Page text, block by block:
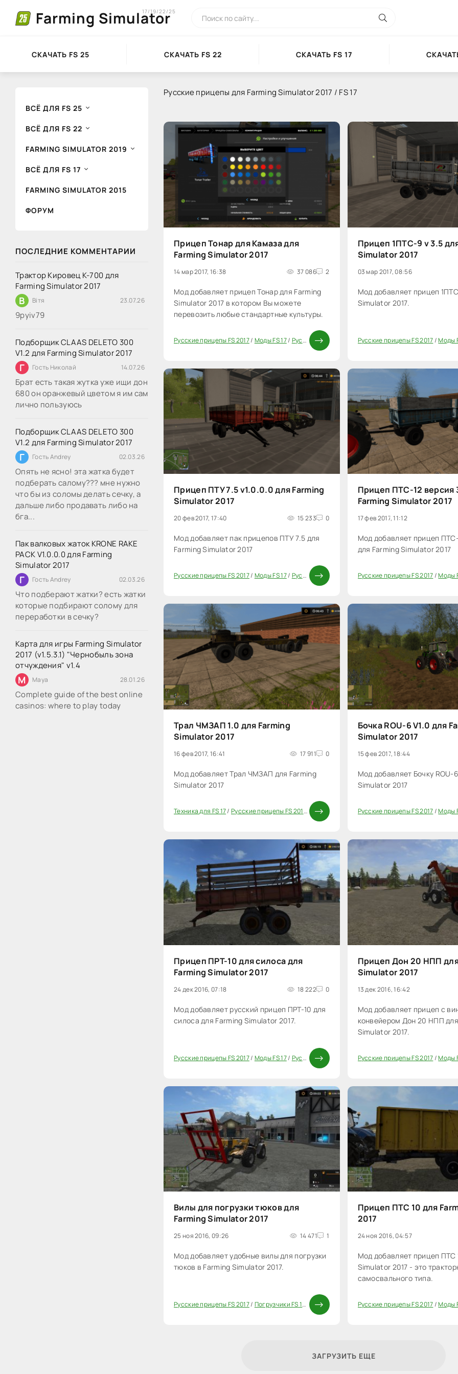
Farming Simulator
17/19/22/25
СКАЧАТЬ FS 25 СКАЧАТЬ FS 22 СКАЧАТЬ FS 17
ВСЁ ДЛЯ FS 25
ВСЁ ДЛЯ FS 22
FARMING SIMULATOR 2019
ВСЁ ДЛЯ FS 17
FARMING SIMULATOR 2015
ФОРУМ
ПОСЛЕДНИЕ КОММЕНТАРИИ
Трактор Кировец К-700 для
Farming Simulator 2017
В Вітя 23.07.26
9руіv79
Подборщик CLAAS DELETO 300
V1.2 для Farming Simulator 2017
Г Гость Николай 14.07.26
Брат есть такая жутка уже ищи дон
680 он оранжевый цветом я им сам
лично пользуюсь
Подборщик CLAAS DELETO 300
V1.2 для Farming Simulator 2017
Г Гость Andrey 02.03.26
Опять не ясно! эта жатка будет
подберать салому??? мне нужно
что бы из соломы делать сечку, а
дальше либо продавать либо на
бга...
Пак валковых жаток KRONE RAKE
PACK V1.0.0.0 для Farming
Simulator 2017
Г Гость Andrey 02.03.26
Что подберают жатки? есть жатки
которые подбирают солому для
переработки в сечку?
Карта для игры Farming Simulator
2017 (v1.5.3.1) "Чернобыль зона
отчуждения" v1.4
M Maya 28.01.26
Complete guide of the best online
casinos: where to play today
Русские прицепы для Farming Simulator 2017 / FS 17
Прицеп Тонар для Камаза для
Farming Simulator 2017
14 мар 2017, 16:38 37 086 2
Мод добавляет прицеп Тонар для Farming
Simulator 2017 в котором Вы можете
перевозить любые стандартные культуры.
20
Русские прицепы FS 2017/ Моды FS 17/ Русские моды для FS 17 /Прицепы для FS 17/Моды ФС
Прицеп 1ПТС-9 v 3.5
Simulator 2017
03 мар 2017, 08:56
Мод добавляет прицеп
Simulator 2017.
20
Русские прицепы FS 2017/Моды
Прицеп ПТУ 7.5 v1.0.0.0 для Farming
Simulator 2017
20 фев 2017, 17:40 15 233 0
Мод добавляет пак прицепов ПТУ 7.5 для
Farming Simulator 2017
Русские прицепы FS 2017/ Моды FS 17/ Русские моды для FS 17 /Прицепы для FS 17/Моды ФС
Прицеп ПТС-12 версия
Farming Simulator 2017
17 фев 2017, 11:12
Мод добавляет прицеп
для Farming Simulator 2017
20
Русские прицепы FS 2017/Моды
Трал ЧМЗАП 1.0 для Farming
Simulator 2017
16 фев 2017, 16:41 17 911 0
Мод добавляет Трал ЧМЗАП для Farming
Simulator 2017
Техника для FS 17/Русские прицепы FS 2017 / Моды FS 17 Русские моды для FS 17/Прицепы
Бочка ROU-6 V1.0 для
Simulator 2017
15 фев 2017, 18:44
Мод добавляет Бочку ROU-
Simulator 2017
20
Русские прицепы FS 2017/Моды
Прицеп ПРТ-10 для силоса для
Farming Simulator 2017
24 дек 2016, 07:18 18 222 0
Мод добавляет русский прицеп ПРТ-10 для
силоса для Farming Simulator 2017.
Русские прицепы FS 2017/ Моды FS 17/ Русские моды для FS 17 /Прицепы для FS 17/Моды ФС
Прицеп Дон 20 НПП
Simulator 2017
13 дек 2016, 16:42
Мод добавляет прицеп с
конвейером Дон 20 НПП
Simulator 2017.
20
Русские прицепы FS 2017/Моды
Вилы для погрузки тюков для
Farming Simulator 2017
25 ноя 2016, 09:26 14 471 1
Мод добавляет удобные вилы для погрузки
тюков в Farming Simulator 2017.
Русские прицепы FS 2017/ Погрузчики FS 17 / Моды FS 17 Моды ФС 17
Прицеп ПТС 10 для
2017
24 ноя 2016, 04:57
Мод добавляет прицеп ПТС
Simulator 2017 - это
самосвального типа.
20
Русские прицепы FS 2017/Моды
ЗАГРУЗИТЬ ЕЩЕ